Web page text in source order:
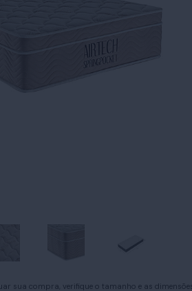
sua compra, verifique o tamanho e as